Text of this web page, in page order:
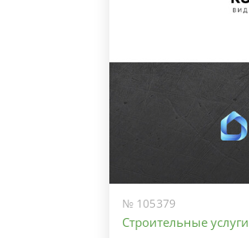
№ 105379
Строительные услуги